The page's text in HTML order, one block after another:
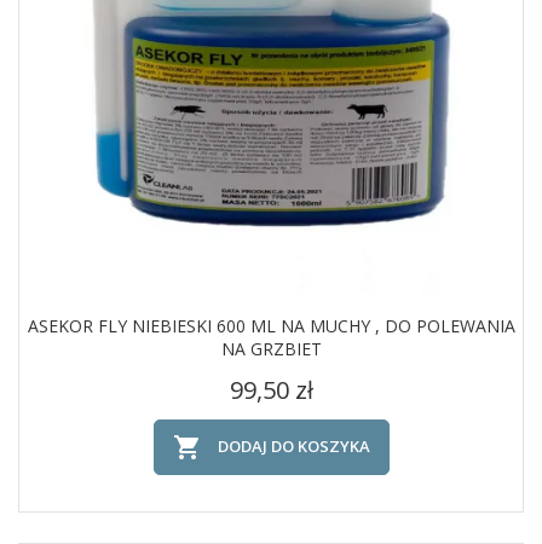
ASEKOR FLY NIEBIESKI 600 ML NA MUCHY , DO POLEWANIA
NA GRZBIET
Cena
99,50 zł
 DODAJ DO KOSZYKA